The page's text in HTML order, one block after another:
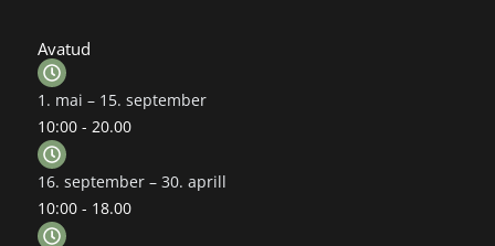
Avatud
1. mai – 15. september
10:00 - 20.00
16. september – 30. aprill
10:00 - 18.00